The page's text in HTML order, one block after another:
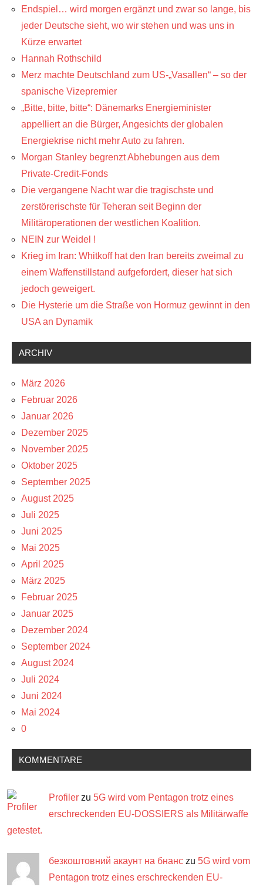
Deutschland
EU/NATO
Sozial
Endspiel… wird morgen ergänzt und zwar so lange, bis
jeder Deutsche sieht, wo wir stehen und was uns in
Kürze erwartet
Hannah Rothschild
Merz machte Deutschland zum US-„Vasallen“ – so der
spanische Vizepremier
„Bitte, bitte, bitte“: Dänemarks Energieminister
appelliert an die Bürger, Angesichts der globalen
Energiekrise nicht mehr Auto zu fahren.
Morgan Stanley begrenzt Abhebungen aus dem
Private-Credit-Fonds
Die vergangene Nacht war die tragischste und
zerstörerischste für Teheran seit Beginn der
Militäroperationen der westlichen Koalition.
NEIN zur Weidel !
Krieg im Iran: Whitkoff hat den Iran bereits zweimal zu
einem Waffenstillstand aufgefordert, dieser hat sich
jedoch geweigert.
Die Hysterie um die Straße von Hormuz gewinnt in den
USA an Dynamik
ARCHIV
März 2026
Februar 2026
Januar 2026
Dezember 2025
November 2025
Oktober 2025
September 2025
August 2025
Juli 2025
Juni 2025
Mai 2025
April 2025
März 2025
Februar 2025
Januar 2025
Dezember 2024
September 2024
August 2024
Juli 2024
Juni 2024
Mai 2024
0
KOMMENTARE
Profiler zu 5G wird vom Pentagon trotz eines
erschreckenden EU-DOSSIERS als Militärwaffe
getestet.
безкоштовний акаунт на бнанс zu 5G wird vom
Pentagon trotz eines erschreckenden EU-